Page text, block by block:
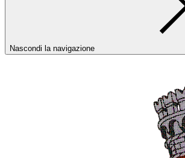
Nascondi la navigazione